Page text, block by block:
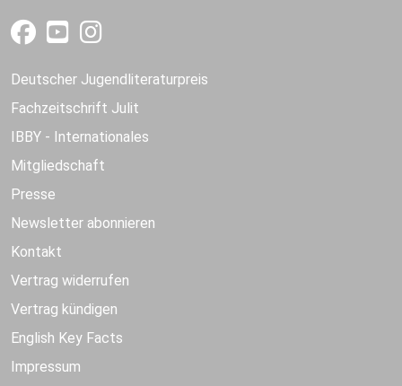
Deutscher Jugendliteraturpreis
Fachzeitschrift Julit
IBBY - Internationales
Mitgliedschaft
Presse
Newsletter abonnieren
Kontakt
Vertrag widerrufen
Vertrag kündigen
English Key Facts
Impressum